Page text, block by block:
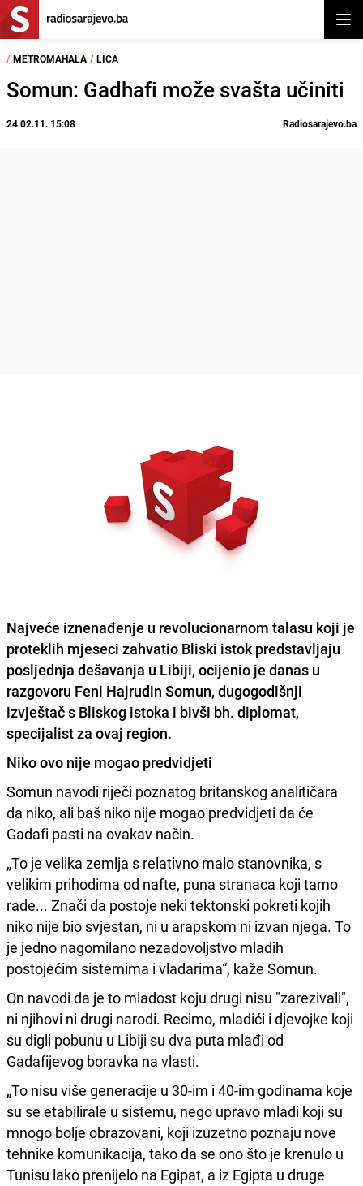
/ METROMAHALA / LICA
Somun: Gadhafi može svašta učiniti
24.02.11. 15:08 Radiosarajevo.ba
Najveće iznenađenje u revolucionarnom talasu koji je
proteklih mjeseci zahvatio Bliski istok predstavljaju
posljednja dešavanja u Libiji, ocijenio je danas u
razgovoru Feni Hajrudin Somun, dugogodišnji
izvještač s Bliskog istoka i bivši bh. diplomat,
specijalist za ovaj region.
Niko ovo nije mogao predvidjeti
Somun navodi riječi poznatog britanskog analitičara
da niko, ali baš niko nije mogao predvidjeti da će
Gadafi pasti na ovakav način.
„To je velika zemlja s relativno malo stanovnika, s
velikim prihodima od nafte, puna stranaca koji tamo
rade... Znači da postoje neki tektonski pokreti kojih
niko nije bio svjestan, ni u arapskom ni izvan njega. To
je jedno nagomilano nezadovoljstvo mladih
postojećim sistemima i vladarima“, kaže Somun.
On navodi da je to mladost koju drugi nisu "zarezivali",
ni njihovi ni drugi narodi. Recimo, mladići i djevojke koji
su digli pobunu u Libiji su dva puta mlađi od
Gadafijevog boravka na vlasti.
„To nisu više generacije u 30-im i 40-im godinama koje
su se etabilirale u sistemu, nego upravo mladi koji su
mnogo bolje obrazovani, koji izuzetno poznaju nove
tehnike komunikacija, tako da se ono što je krenulo u
Tunisu lako prenijelo na Egipat, a iz Egipta u druge